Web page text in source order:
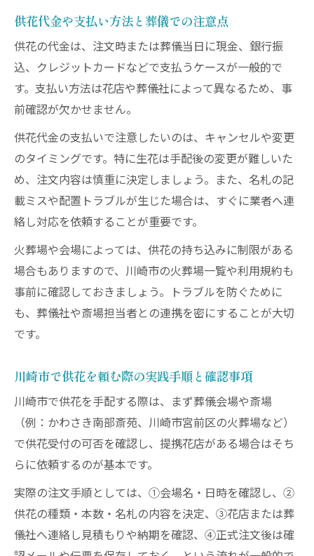
供花代金や支払い方法と葬儀での注意点
供花の代金は、注文時または葬儀当日に現金、銀行振
込、クレジットカードなどで支払うケースが一般的で
す。支払い方法は花店や葬儀社によって異なるため、事
前確認が欠かせません。
供花代金の支払いで注意したいのは、キャンセルや変更
のタイミングです。特に生花は手配後の変更が難しいた
め、注文内容は慎重に決定しましょう。また、名札の記
載ミスや配置トラブルが生じた場合は、すぐに業者へ連
絡し対応を依頼することが重要です。
火葬場や会場によっては、供花の持ち込みに制限がある
場合もありますので、川崎市の火葬場一覧や利用規約も
事前に確認しておきましょう。トラブルを防ぐために
も、葬儀社や斎場担当者との連携を密にすることが大切
です。
川崎市で供花を頼む際の実践手順と確認事項
川崎市で供花を手配する際は、まず葬儀会場や斎場
（例：かわさき南部斎苑、川崎市宮前区の火葬場など）
で供花受付の可否を確認し、提携花店がある場合はそち
らに依頼するのが基本です。
実際の注文手順としては、①会場名・日時を確認し、②
供花の種類・本数・名札の内容を決定、③花店または葬
儀社へ連絡し見積もりや納期を確認、④正式注文後は確